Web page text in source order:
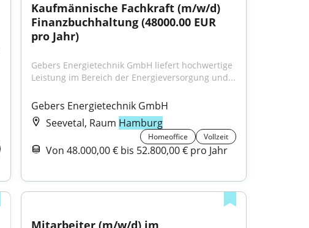
Kaufmännische Fachkraft (m/w/d)
Finanzbuchhaltung (48000.00 EUR
pro Jahr)
Gebers Energietechnik GmbH liefert hochwertige
Leistung im Bereich der Energieversorgung und...
Gebers Energietechnik GmbH
Seevetal, Raum Hamburg
Homeoffice Vollzeit
Von 48.000,00 € bis 52.800,00 € pro Jahr